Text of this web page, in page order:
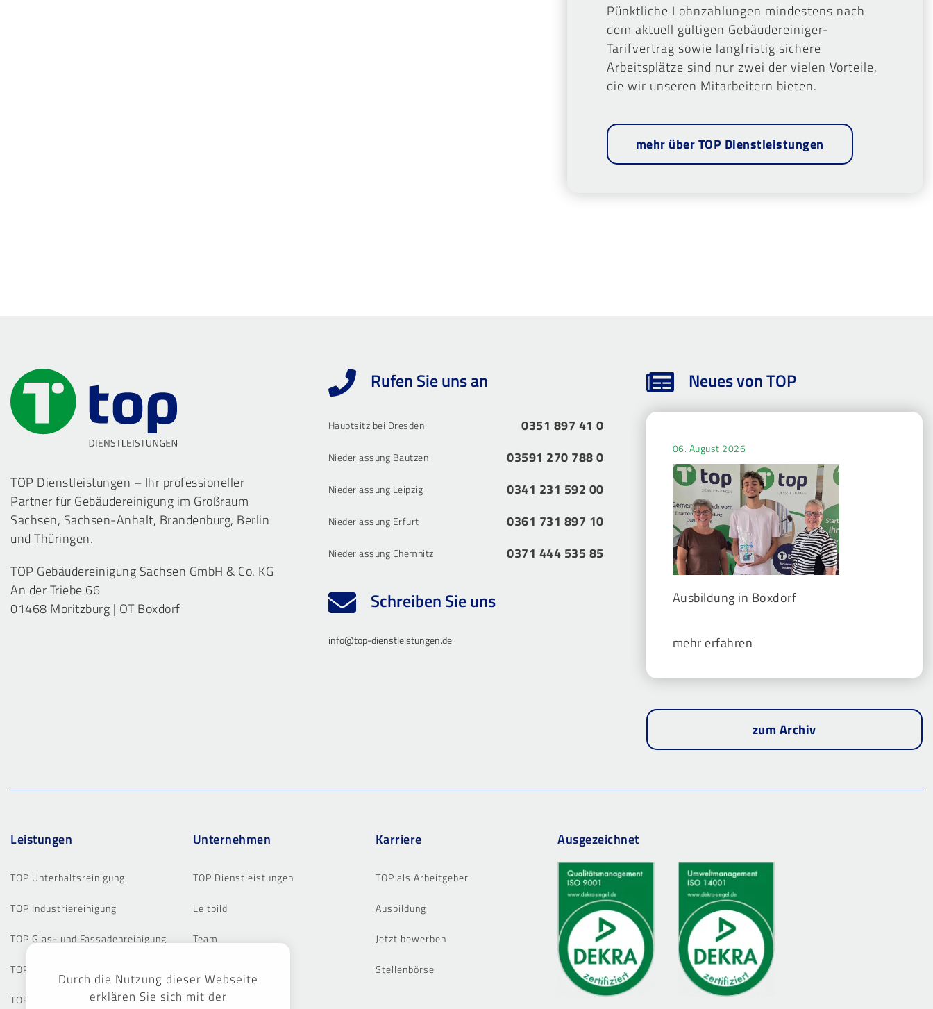
Pünktliche Lohnzahlungen mindestens nach
dem aktuell gültigen Gebäudereiniger-
Tarifvertrag sowie langfristig sichere
Arbeitsplätze sind nur zwei der vielen Vorteile,
die wir unseren Mitarbeitern bieten.
mehr über TOP Dienstleistungen
TOP Dienstleistungen – Ihr professioneller
Partner für Gebäudereinigung im Großraum
Sachsen, Sachsen-Anhalt, Brandenburg, Berlin
und Thüringen.
TOP Gebäudereinigung Sachsen GmbH & Co. KG
An der Triebe 66
01468 Moritzburg | OT Boxdorf
Rufen Sie uns an
Hauptsitz bei Dresden 0351 897 41 0
Niederlassung Bautzen 03591 270 788 0
Niederlassung Leipzig 0341 231 592 00
Niederlassung Erfurt 0361 731 897 10
Niederlassung Chemnitz 0371 444 535 85
Schreiben Sie uns
info@top-dienstleistungen.de
Neues von TOP
06. August 2026
Ausbildung in Boxdorf
mehr erfahren
zum Archiv
Leistungen
TOP Unterhaltsreinigung
TOP Industriereinigung
TOP Glas- und Fassadenreinigung
TOP Baureinigung
TOP Grund- und Sonderreinigung
Unternehmen
TOP Dienstleistungen
Leitbild
Team
Referenzen
Karriere
TOP als Arbeitgeber
Ausbildung
Jetzt bewerben
Stellenbörse
Ausgezeichnet
Durch die Nutzung dieser Webseite
erklären Sie sich mit der